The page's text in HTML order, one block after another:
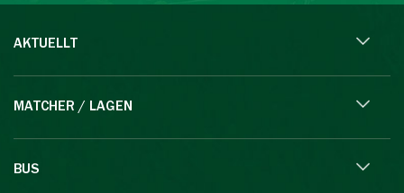
AKTUELLT
MATCHER / LAGEN
BUS